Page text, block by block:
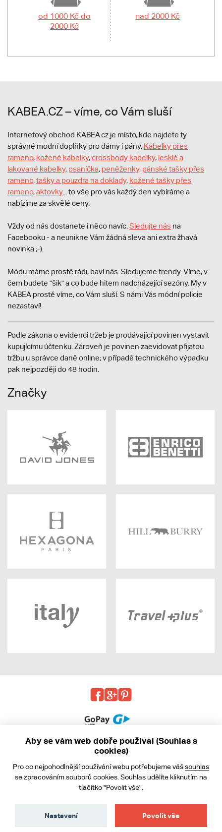
od 1000 Kč do
2000 Kč
nad 2000 Kč
KABEA.CZ – víme, co Vám sluší
Internetový obchod KABEA.cz je místo, kde najdete ty
správné modní doplňky pro dámy i pány. Kabelky přes
rameno, kožené kabelky,crossbody kabelky, lesklé a
lakované kabelky, psaníčka, peněženky, pánské tašky přes
rameno,tašky a pouzdra na doklady, kožené tašky přes
rameno,aktovky... to vše pro vás každý den vybíráme a
nabízíme za skvělé ceny.
Vždy od nás dostanete i něco navíc. Sledujte nás na
Facebooku - a neunikne Vám žádná sleva ani extra žhavá
novinka ;-).
Módu máme prostě rádi, baví nás. Sledujeme trendy. Víme, v
čem budete "šik" a co bude hitem nadcházející sezóny. My v
KABEA prostě víme, co Vám sluší. S námi Vás módní policie
nezastaví!
Podle zákona o evidenci tržeb je prodávající povinen vystavit
kupujícímu účtenku. Zároveň je povinen zaevidovat přijatou
tržbu u správce daně online; v případě technického výpadku
pak nejpozději do 48 hodin.
Značky
Obchodní podmínky
Ochrana osobních údajů
Aby se vám web dobře používal (Souhlas s
cookies)
Pro co nejpohodlnější používání webu potřebujeme vášsouhlas
se zpracováním souborů cookies. Souhlas udělíte kliknutím na
tlačítko "Povolit vše".
Povolit vše
Nastavení